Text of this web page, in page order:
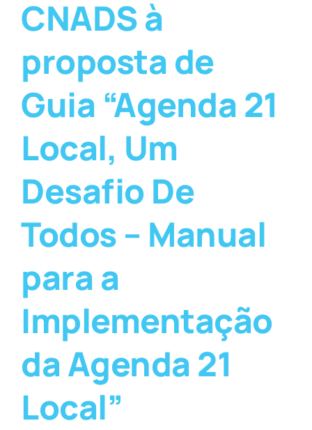
CNADS à
proposta de
Guia “Agenda 21
Local, Um
Desafio De
Todos – Manual
para a
Implementação
da Agenda 21
Local”